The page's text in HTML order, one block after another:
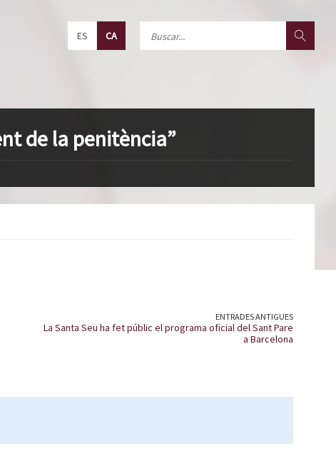
ES CA
de la penitència”
ENTRADES ANTIGUES
La Santa Seu ha fet públic el programa oficial del Sant Pare
a Barcelona